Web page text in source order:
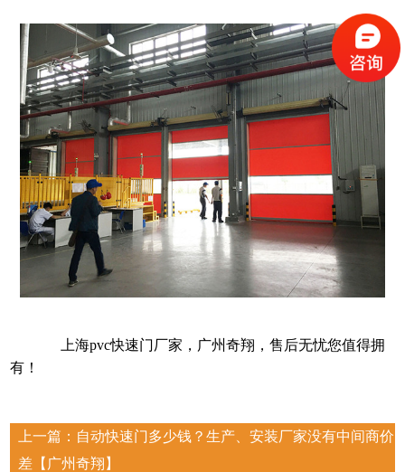
上海pvc快速门厂家，广州奇翔，售后无忧您值得拥
有！
上一篇： 自动快速门多少钱？生产、安装厂家没有中间商价
差【广州奇翔】